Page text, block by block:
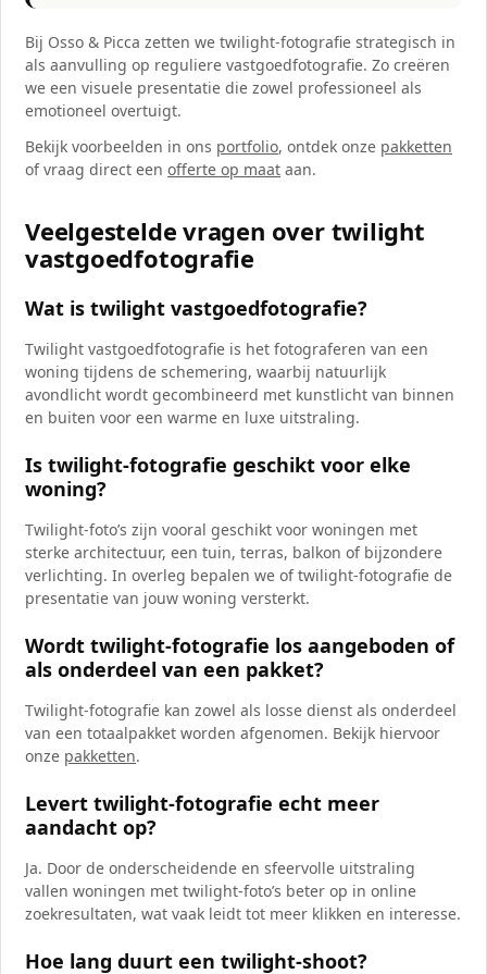
Bij Osso & Picca zetten we twilight-fotografie strategisch in
als aanvulling op reguliere vastgoedfotografie. Zo creëren
we een visuele presentatie die zowel professioneel als
emotioneel overtuigt.
Bekijk voorbeelden in ons portfolio, ontdek onze pakketten
of vraag direct een offerte op maat aan.
Veelgestelde vragen over twilight
vastgoedfotografie
Wat is twilight vastgoedfotografie?
Twilight vastgoedfotografie is het fotograferen van een
woning tijdens de schemering, waarbij natuurlijk
avondlicht wordt gecombineerd met kunstlicht van binnen
en buiten voor een warme en luxe uitstraling.
Is twilight-fotografie geschikt voor elke
woning?
Twilight-foto’s zijn vooral geschikt voor woningen met
sterke architectuur, een tuin, terras, balkon of bijzondere
verlichting. In overleg bepalen we of twilight-fotografie de
presentatie van jouw woning versterkt.
Wordt twilight-fotografie los aangeboden of
als onderdeel van een pakket?
Twilight-fotografie kan zowel als losse dienst als onderdeel
van een totaalpakket worden afgenomen. Bekijk hiervoor
onze pakketten.
Levert twilight-fotografie echt meer
aandacht op?
Ja. Door de onderscheidende en sfeervolle uitstraling
vallen woningen met twilight-foto’s beter op in online
zoekresultaten, wat vaak leidt tot meer klikken en interesse.
Hoe lang duurt een twilight-shoot?